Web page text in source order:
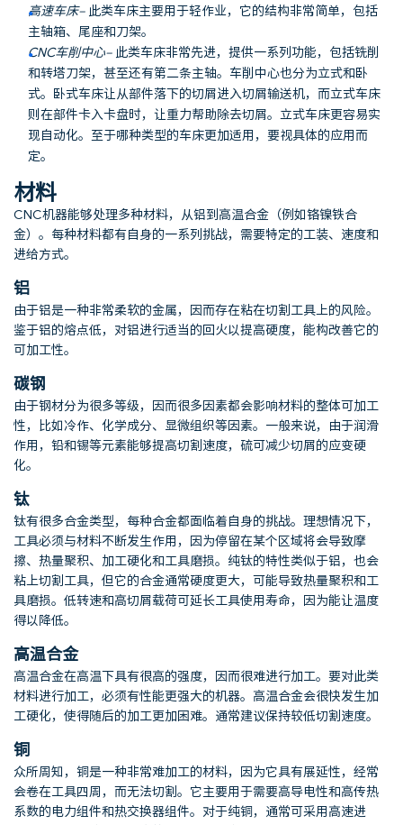
高速车床– 此类车床主要用于轻作业，它的结构非常简单，包括
主轴箱、尾座和刀架。
CNC车削中心– 此类车床非常先进，提供一系列功能，包括铣削
和转塔刀架，甚至还有第二条主轴。车削中心也分为立式和卧
式。卧式车床让从部件落下的切屑进入切屑输送机，而立式车床
则在部件卡入卡盘时，让重力帮助除去切屑。立式车床更容易实
现自动化。至于哪种类型的车床更加适用，要视具体的应用而
定。
材料
CNC机器能够处理多种材料，从铝到高温合金（例如铬镍铁合
金）。每种材料都有自身的一系列挑战，需要特定的工装、速度和
进给方式。
铝
由于铝是一种非常柔软的金属，因而存在粘在切割工具上的风险。
鉴于铝的熔点低，对铝进行适当的回火以提高硬度，能构改善它的
可加工性。
碳钢
由于钢材分为很多等级，因而很多因素都会影响材料的整体可加工
性，比如冷作、化学成分、显微组织等因素。一般来说，由于润滑
作用，铅和锡等元素能够提高切割速度，硫可减少切屑的应变硬
化。
钛
钛有很多合金类型，每种合金都面临着自身的挑战。理想情况下，
工具必须与材料不断发生作用，因为停留在某个区域将会导致摩
擦、热量聚积、加工硬化和工具磨损。纯钛的特性类似于铝，也会
粘上切割工具，但它的合金通常硬度更大，可能导致热量聚积和工
具磨损。低转速和高切屑载荷可延长工具使用寿命，因为能让温度
得以降低。
高温合金
高温合金在高温下具有很高的强度，因而很难进行加工。要对此类
材料进行加工，必须有性能更强大的机器。高温合金会很快发生加
工硬化，使得随后的加工更加困难。通常建议保持较低切割速度。
铜
众所周知，铜是一种非常难加工的材料，因为它具有展延性，经常
会卷在工具四周，而无法切割。它主要用于需要高导电性和高传热
系数的电力组件和热交换器组件。对于纯铜，通常可采用高速进